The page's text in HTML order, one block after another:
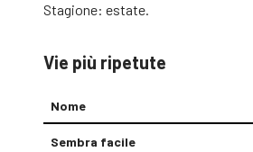
Stagione: estate.
Vie più ripetute
Nome
Sembra facile